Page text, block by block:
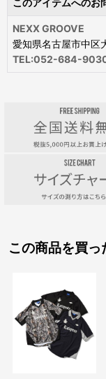
NEXX GROOVE
愛知県名古屋市中区
TEL:052-684-
この商品を買